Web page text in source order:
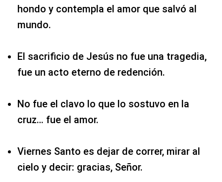
hondo y contempla el amor que salvó al
mundo.
El sacrificio de Jesús no fue una tragedia,
fue un acto eterno de redención.
No fue el clavo lo que lo sostuvo en la
cruz… fue el amor.
Viernes Santo es dejar de correr, mirar al
cielo y decir: gracias, Señor.